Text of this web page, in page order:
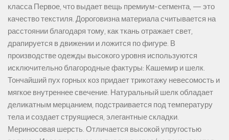
класса Первое, что выдает вещь премиум-сегмента, — это
качество текстиля. Дороговизна материала считывается на
расстоянии благодаря тому, как ткань отражает свет,
драпируется в движении и ложится по фигуре. В
производстве одежды высокого уровня используются
исключительно благородные фактуры: Кашемир и шелк.
Тончайший пух горных коз придает трикотажу невесомость и
мягкое внутреннее свечение. Натуральный шелк обладает
деликатным мерцанием, подстраивается под температуру
тела и создает струящиеся, элегантные складки.
Мериносовая шерсть. Отличается высокой упругостью